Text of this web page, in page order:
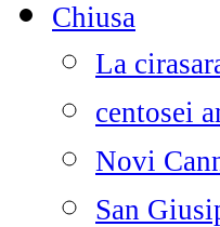
Chiusa
La
centosei
Novi
San